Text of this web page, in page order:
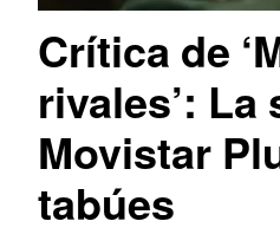
Crítica de
rivales’: La
Movistar
tabúes